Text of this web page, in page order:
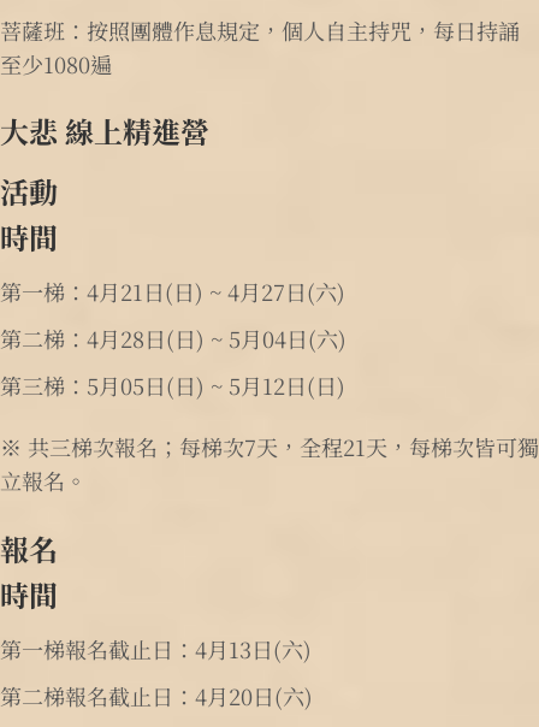
菩薩班：按照團體作息規定，個人自主持咒，每日持誦
至少1080遍
大悲 線上精進營
活動
時間
第一梯：4月21日(日) ~ 4月27日(六)
第二梯：4月28日(日) ~ 5月04日(六)
第三梯：5月05日(日) ~ 5月12日(日)
※ 共三梯次報名；每梯次7天，全程21天，每梯次皆可獨
立報名。
報名
時間
第一梯報名截止日：4月13日(六)
第二梯報名截止日：4月20日(六)